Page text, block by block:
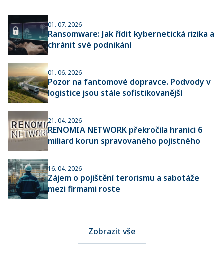
01. 07. 2026
Ransomware: Jak řídit kybernetická rizika a
chránit své podnikání
01. 06. 2026
Pozor na fantomové dopravce. Podvody v
logistice jsou stále sofistikovanější
21. 04. 2026
RENOMIA NETWORK překročila hranici 6
miliard korun spravovaného pojistného
16. 04. 2026
Zájem o pojištění terorismu a sabotáže
mezi firmami roste
Zobrazit vše